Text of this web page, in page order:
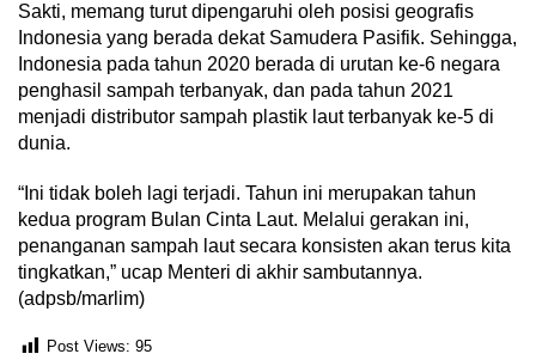
Sakti, memang turut dipengaruhi oleh posisi geografis
Indonesia yang berada dekat Samudera Pasifik. Sehingga,
Indonesia pada tahun 2020 berada di urutan ke-6 negara
penghasil sampah terbanyak, dan pada tahun 2021
menjadi distributor sampah plastik laut terbanyak ke-5 di
dunia.
“Ini tidak boleh lagi terjadi. Tahun ini merupakan tahun
kedua program Bulan Cinta Laut. Melalui gerakan ini,
penanganan sampah laut secara konsisten akan terus kita
tingkatkan,” ucap Menteri di akhir sambutannya.
(adpsb/marlim)
Post Views: 95